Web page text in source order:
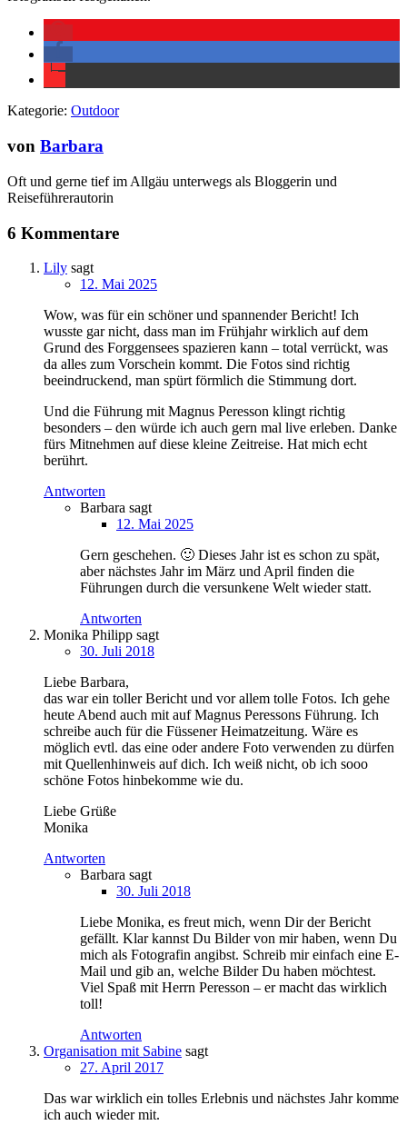
Kategorie: Outdoor
von Barbara
Oft und gerne tief im Allgäu unterwegs als Bloggerin und
Reiseführerautorin
6 Kommentare
Lily sagt
12. Mai 2025
Wow, was für ein schöner und spannender Bericht! Ich
wusste gar nicht, dass man im Frühjahr wirklich auf dem
Grund des Forggensees spazieren kann – total verrückt, was
da alles zum Vorschein kommt. Die Fotos sind richtig
beeindruckend, man spürt förmlich die Stimmung dort.
Und die Führung mit Magnus Peresson klingt richtig
besonders – den würde ich auch gern mal live erleben. Danke
fürs Mitnehmen auf diese kleine Zeitreise. Hat mich echt
berührt.
Antworten
Barbara sagt
12. Mai 2025
Gern geschehen. 🙂 Dieses Jahr ist es schon zu spät,
aber nächstes Jahr im März und April finden die
Führungen durch die versunkene Welt wieder statt.
Antworten
Monika Philipp sagt
30. Juli 2018
Liebe Barbara,
das war ein toller Bericht und vor allem tolle Fotos. Ich gehe
heute Abend auch mit auf Magnus Peressons Führung. Ich
schreibe auch für die Füssener Heimatzeitung. Wäre es
möglich evtl. das eine oder andere Foto verwenden zu dürfen
mit Quellenhinweis auf dich. Ich weiß nicht, ob ich sooo
schöne Fotos hinbekomme wie du.
Liebe Grüße
Monika
Antworten
Barbara sagt
30. Juli 2018
Liebe Monika, es freut mich, wenn Dir der Bericht
gefällt. Klar kannst Du Bilder von mir haben, wenn Du
mich als Fotografin angibst. Schreib mir einfach eine E-
Mail und gib an, welche Bilder Du haben möchtest.
Viel Spaß mit Herrn Peresson – er macht das wirklich
toll!
Antworten
Organisation mit Sabine sagt
27. April 2017
Das war wirklich ein tolles Erlebnis und nächstes Jahr komme
ich auch wieder mit.